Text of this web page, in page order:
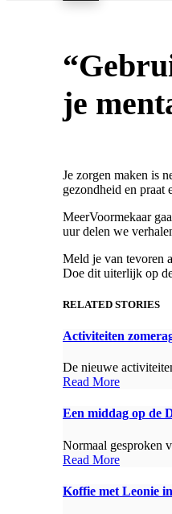
je
Je zorgen maken is
gezondheid en praat
MeerVoormekaar
uur delen we
Meld je van tevoren
Doe dit uiterlijk op
RELATED STORIES
Activiteiten
De nieuwe
Read More
Een middag op de
Normaal gesproken
Read More
Koffie met Leonie